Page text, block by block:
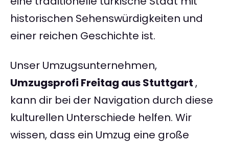
historischen Sehenswürdigkeiten und
einer reichen Geschichte ist.
Unser Umzugsunternehmen,
Umzugsprofi Freitag aus Stuttgart,
kann dir bei der Navigation durch diese
kulturellen Unterschiede helfen. Wir
wissen, dass ein Umzug eine große